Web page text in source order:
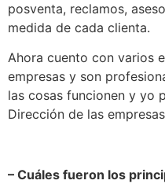
posventa, reclamos,
medida de cada clienta.
Ahora cuento con varios
empresas y son
las cosas funcionen y yo
Dirección de las
– Cuáles fueron los